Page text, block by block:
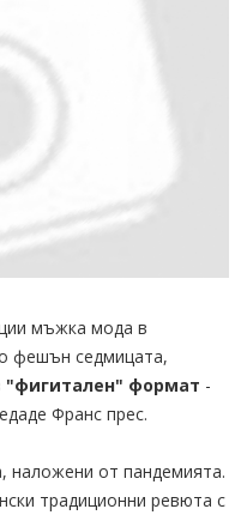
мъжка мода в
фешън седмицата,
"фигитален" формат -
Франс прес.
наложени от пандемията.
традиционни ревюта с